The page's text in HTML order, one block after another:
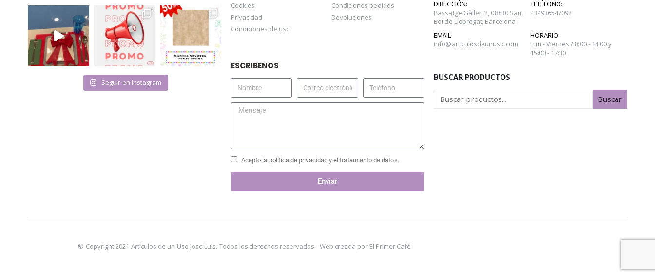
Seguir en Instagram
Cookies
Privacidad
Condiciones de uso
Condiciones pedidos
Devoluciones
ESCRIBENOS
Acepto la política de privacidad y el tratamiento de datos.
Enviar
DIRECCIÓN:
Passatge Gàller, 2, 08830 Sant
Boi de Llobregat, Barcelona
TELÉFONO:
+34936547092
EMAIL:
info@articulosdeunuso.com
HORARIO:
Lun - Viernes / 8:00 - 14:00 y
15:00 - 17:30
BUSCAR PRODUCTOS
Buscar
© Copyright 2021 Artículos de un Uso Jose Luis. Todos los derechos reservados -Web creada por El Primer Café